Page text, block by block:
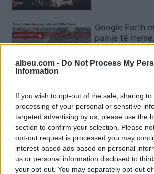
albeu.com - Do Not Process My
Information
If you wish to opt-out of the sale, sharing
processing of your personal or sensitive
targeted advertising by us, please use the
section to confirm your selection. Please
opt-out request is processed you may
interest-based ads based on personal
us or personal information disclosed to
your opt-out. You may separately opt-out
Google Earth
pamje të
dezinformimit
kontrollit”, mbi
kërkojnë
IA-së